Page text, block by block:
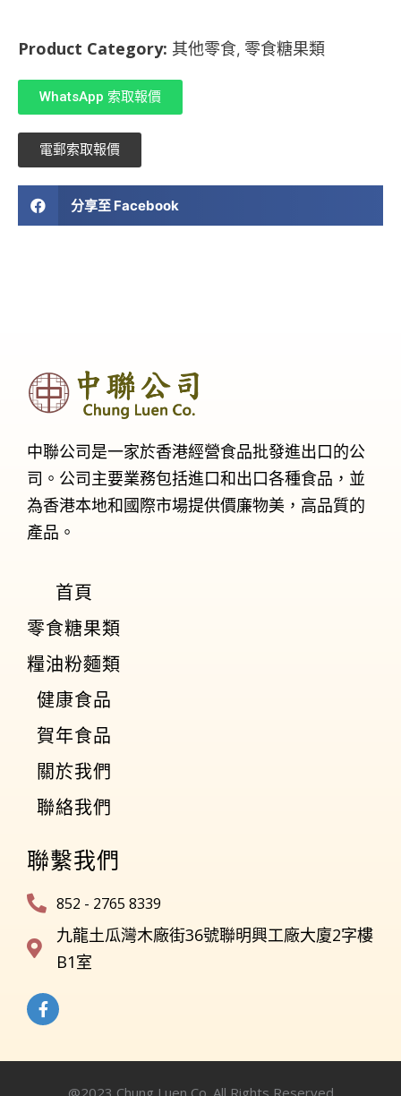
Product Category: 其他零食, 零食糖果類
WhatsApp 索取報價
電郵索取報價
分享至 Facebook
中聯公司是一家於香港經營食品批發進出口的公
司。公司主要業務包括進口和出口各種食品，並
為香港本地和國際市場提供價廉物美，高品質的
產品。
首頁
零食糖果類
糧油粉麵類
健康食品
賀年食品
關於我們
聯絡我們
聯繫我們
852 - 2765 8339
九龍土瓜灣木廠街36號聯明興工廠大廈2字樓
B1室
@2023 Chung Luen Co. All Rights Reserved